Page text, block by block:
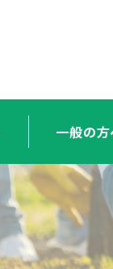
一般の